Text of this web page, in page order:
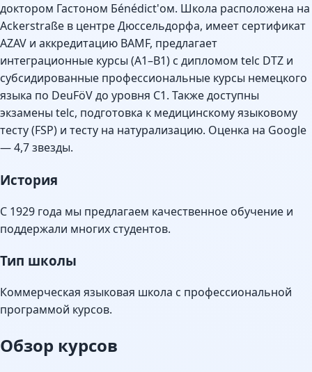
доктором Гастоном Бénédict'ом. Школа расположена на
Ackerstraße в центре Дюссельдорфа, имеет сертификат
AZAV и аккредитацию BAMF, предлагает
интеграционные курсы (A1–B1) с дипломом telc DTZ и
субсидированные профессиональные курсы немецкого
языка по DeuFöV до уровня C1. Также доступны
экзамены telc, подготовка к медицинскому языковому
тесту (FSP) и тесту на натурализацию. Оценка на Google
— 4,7 звезды.
История
С 1929 года мы предлагаем качественное обучение и
поддержали многих студентов.
Тип школы
Коммерческая языковая школа с профессиональной
программой курсов.
Обзор курсов